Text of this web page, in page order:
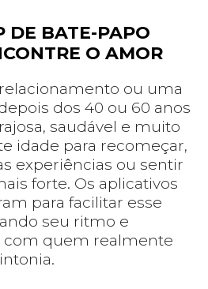
DE BATE-PAPO
O AMOR
ou uma
dos 40 ou 60 anos
saudável e muito
idade para recomeçar,
experiências ou sentir
forte. Os aplicativos
para facilitar esse
seu ritmo e
com quem realmente